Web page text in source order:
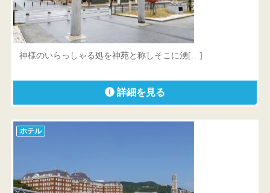
伊勢外宮参道 伊勢神泉
三重県 伊勢市本町1-1
神様のいらっしゃる処を神苑と称しそこに湧[…]
詳細を見る
ホテル